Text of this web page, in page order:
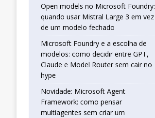
Open models no Microsoft Foundry:
quando usar Mistral Large 3 em vez
de um modelo fechado
Microsoft Foundry e a escolha de
modelos: como decidir entre GPT,
Claude e Model Router sem cair no
hype
Novidade: Microsoft Agent
Framework: como pensar
multiagentes sem criar um